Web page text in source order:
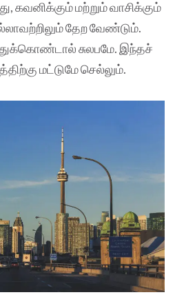
கவனிக்கும் மற்றும் வாசிக்கும்
தேற வேண்டும்.
சுலபமே. இந்தச்
மட்டுமே செல்லும்.